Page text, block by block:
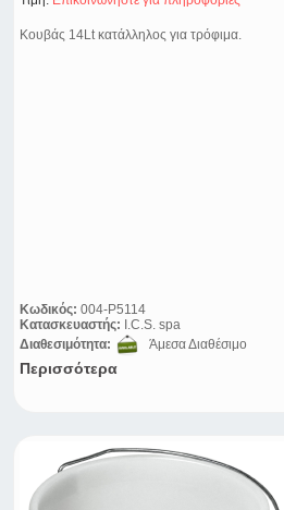
Κουβάς 14Lt κατάλληλος για τρόφιμα.
Κωδικός: 004-P5114
Κατασκευαστής: I.C.S. spa
Διαθεσιμότητα:
Άμεσα Διαθέσιμο
Περισσότερα